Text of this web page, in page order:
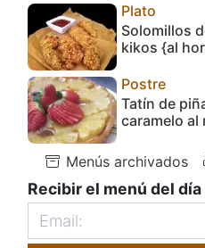
Plato
Solomillos
kikos {al
Postre
Tatín de
caramelo al
Menús archivados
Recibir el menú del día